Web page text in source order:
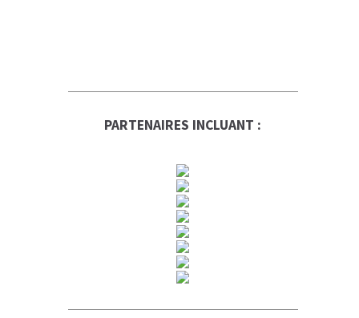
PARTENAIRES INCLUANT :